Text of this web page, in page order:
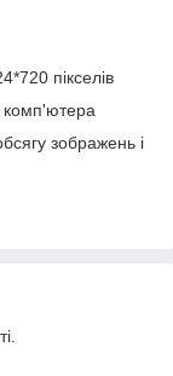
пікселів
комп'ютера
зображень і